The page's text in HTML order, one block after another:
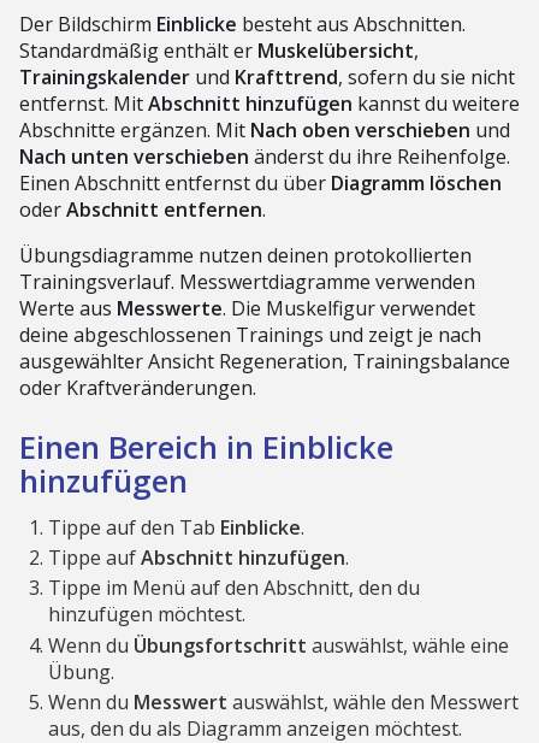
Der Bildschirm Einblicke besteht aus Abschnitten.
Standardmäßig enthält er Muskelübersicht,
Trainingskalender und Krafttrend, sofern du sie nicht
entfernst. MitAbschnitt hinzufügen kannst du weitere
Abschnitte ergänzen. Mit Nach oben verschieben und
Nach unten verschieben änderst du ihre Reihenfolge.
Einen Abschnitt entfernst du über Diagramm löschen
oderAbschnitt entfernen.
Übungsdiagramme nutzen deinen protokollierten
Trainingsverlauf. Messwertdiagramme verwenden
Werte aus Messwerte. Die Muskelfigur verwendet
deine abgeschlossenen Trainings und zeigt je nach
ausgewählter Ansicht Regeneration, Trainingsbalance
oder Kraftveränderungen.
Einen Bereich in Einblicke
hinzufügen
Tippe auf den Tab Einblicke.
Tippe aufAbschnitt hinzufügen.
Tippe im Menü auf den Abschnitt, den du
hinzufügen möchtest.
Wenn du Übungsfortschritt auswählst, wähle eine
Übung.
Wenn du Messwert auswählst, wähle den Messwert
aus, den du als Diagramm anzeigen möchtest.